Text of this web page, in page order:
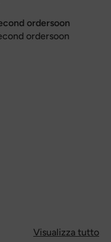
ordersoon
ordersoon
Visualizza tutto